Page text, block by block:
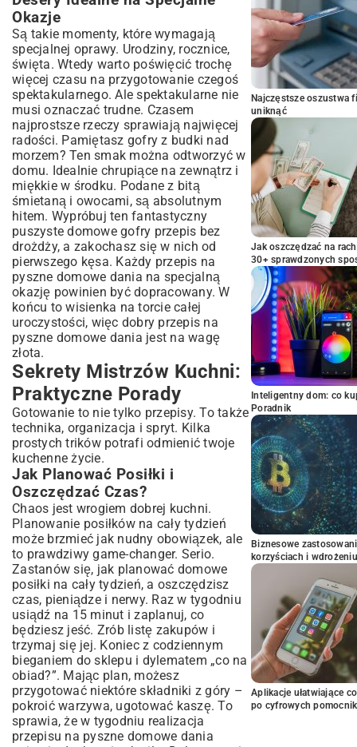
Okazje
Są takie momenty, które wymagają
specjalnej oprawy. Urodziny, rocznice,
święta. Wtedy warto poświęcić trochę
więcej czasu na przygotowanie czegoś
spektakularnego. Ale spektakularne nie
musi oznaczać trudne. Czasem
najprostsze rzeczy sprawiają najwięcej
radości. Pamiętasz gofry z budki nad
morzem? Ten smak można odtworzyć w
domu. Idealnie chrupiące na zewnątrz i
miękkie w środku. Podane z bitą
śmietaną i owocami, są absolutnym
hitem. Wypróbuj ten fantastyczny
puszyste domowe gofry przepis bez
drożdży, a zakochasz się w nich od
pierwszego kęsa. Każdy przepis na
pyszne domowe dania na specjalną
okazję powinien być dopracowany. W
końcu to wisienka na torcie całej
uroczystości, więc dobry przepis na
pyszne domowe dania jest na wagę
złota.
Sekrety Mistrzów Kuchni:
Praktyczne Porady
Gotowanie to nie tylko przepisy. To także
technika, organizacja i spryt. Kilka
prostych trików potrafi odmienić twoje
kuchenne życie.
Jak Planować Posiłki i
Oszczędzać Czas?
Chaos jest wrogiem dobrej kuchni.
Planowanie posiłków na cały tydzień
może brzmieć jak nudny obowiązek, ale
to prawdziwy game-changer. Serio.
Zastanów się, jak planować domowe
posiłki na cały tydzień, a oszczędzisz
czas, pieniądze i nerwy. Raz w tygodniu
usiądź na 15 minut i zaplanuj, co
będziesz jeść. Zrób listę zakupów i
trzymaj się jej. Koniec z codziennym
bieganiem do sklepu i dylematem „co na
obiad?”. Mając plan, możesz
przygotować niektóre składniki z góry –
pokroić warzywa, ugotować kaszę. To
sprawia, że w tygodniu realizacja
przepisu na pyszne domowe dania
Najczęstsze oszustwa
uniknąć
Jak oszczędzać na
30+ sprawdzonych
Inteligentny dom: co
Poradnik
Biznesowe
korzyściach i wdrożeniu
Aplikacje ułatwiające
po cyfrowych